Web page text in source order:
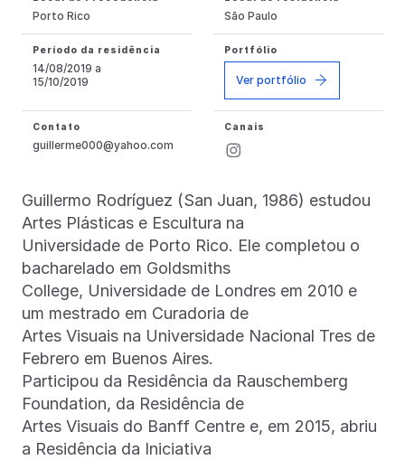
Porto Rico São Paulo
Período da residência
14/08/2019 a
15/10/2019
Portfólio
Ver portfólio
Contato
guillerme000@yahoo.com
Canais
Guillermo Rodríguez (San Juan, 1986) estudou
Artes Plásticas e Escultura na
Universidade de Porto Rico. Ele completou o
bacharelado em Goldsmiths
College, Universidade de Londres em 2010 e
um mestrado em Curadoria de
Artes Visuais na Universidade Nacional Tres de
Febrero em Buenos Aires.
Participou da Residência da Rauschemberg
Foundation, da Residência de
Artes Visuais do Banff Centre e, em 2015, abriu
a Residência da Iniciativa